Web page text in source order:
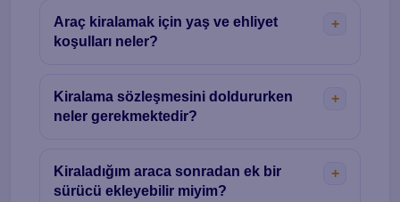
Araç kiralamak için yaş ve ehliyet
koşulları neler?
Kiralama sözleşmesini doldururken
neler gerekmektedir?
Kiraladığım araca sonradan ek bir
sürücü ekleyebilir miyim?